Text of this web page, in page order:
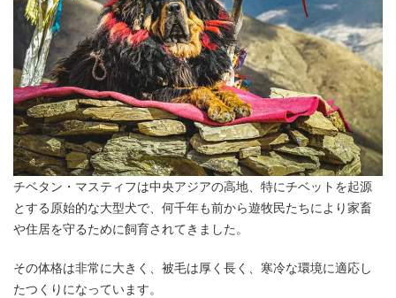
チベタン・マスティフは中央アジアの高地、特にチベットを起源
とする原始的な大型犬で、何千年も前から遊牧民たちにより家畜
や住居を守るために飼育されてきました。
その体格は非常に大きく、被毛は厚く長く、寒冷な環境に適応し
たつくりになっています。